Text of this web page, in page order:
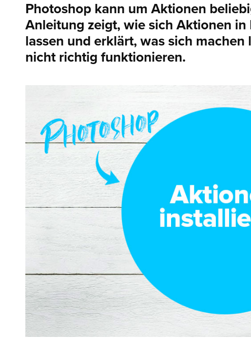
Photoshop kann um Aktionen
Anleitung zeigt, wie sich Aktionen
lassen und erklärt, was sich
nicht richtig funktionieren.